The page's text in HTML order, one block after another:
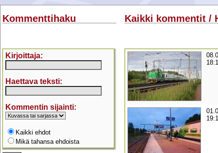
Kommenttihaku
Kirjoittaja:
Haettava teksti:
Kommentin sijainti:
Kaikki ehdot
Mikä tahansa ehdoista
Kaikki kommentit /